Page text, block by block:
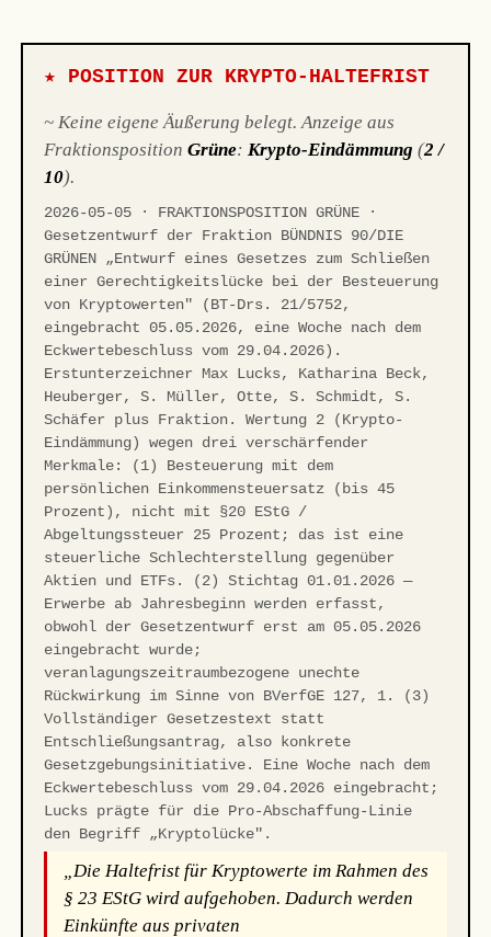
★ POSITION ZUR KRYPTO-HALTEFRIST
~ Keine eigene Äußerung belegt. Anzeige aus
FraktionspositionGrüne:Krypto-Eindämmung (2 /
10).
2026-05-05 · FRAKTIONSPOSITION GRÜNE ·
Gesetzentwurf der Fraktion BÜNDNIS 90/DIE
GRÜNEN „Entwurf eines Gesetzes zum Schließen
einer Gerechtigkeitslücke bei der Besteuerung
von Kryptowerten" (BT-Drs. 21/5752,
eingebracht 05.05.2026, eine Woche nach dem
Eckwertebeschluss vom 29.04.2026).
Erstunterzeichner Max Lucks, Katharina Beck,
Heuberger, S. Müller, Otte, S. Schmidt, S.
Schäfer plus Fraktion. Wertung 2 (Krypto-
Eindämmung) wegen drei verschärfender
Merkmale: (1) Besteuerung mit dem
persönlichen Einkommensteuersatz (bis 45
Prozent), nicht mit §20 EStG /
Abgeltungssteuer 25 Prozent; das ist eine
steuerliche Schlechterstellung gegenüber
Aktien und ETFs. (2) Stichtag 01.01.2026 —
Erwerbe ab Jahresbeginn werden erfasst,
obwohl der Gesetzentwurf erst am 05.05.2026
eingebracht wurde;
veranlagungszeitraumbezogene unechte
Rückwirkung im Sinne von BVerfGE 127, 1. (3)
Vollständiger Gesetzestext statt
Entschließungsantrag, also konkrete
Gesetzgebungsinitiative. Eine Woche nach dem
Eckwertebeschluss vom 29.04.2026 eingebracht;
Lucks prägte für die Pro-Abschaffung-Linie
den Begriff „Kryptolücke".
„Die Haltefrist für Kryptowerte im Rahmen des
§ 23 EStG wird aufgehoben. Dadurch werden
Einkünfte aus privaten